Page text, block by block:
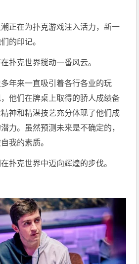
正在为扑克游戏注入活力，新一
的印记。
扑克世界搅动一番风云。
年来一直吸引着各行各业的玩
他们在牌桌上取得的骄人成绩备
神和精湛技艺充分体现了他们成
力。虽然预测未来是不确定的，
我的素质。
扑克世界中迈向辉煌的步伐。